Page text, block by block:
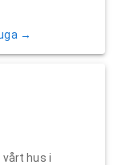
→
vårt hus i